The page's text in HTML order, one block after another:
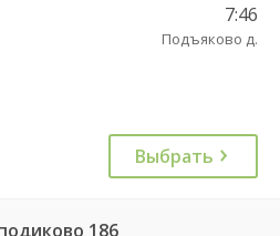
7:46
Подъяково д.
Выбрать
186